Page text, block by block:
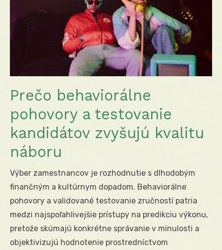
Prečo behaviorálne
pohovory a testovanie
kandidátov zvyšujú kvalitu
náboru
Výber zamestnancov je rozhodnutie s dlhodobým
finančným a kultúrnym dopadom. Behaviorálne
pohovory a validované testovanie zručností patria
medzi najspoľahlivejšie prístupy na predikciu výkonu,
pretože skúmajú konkrétne správanie v minulosti a
objektivizujú hodnotenie prostredníctvom